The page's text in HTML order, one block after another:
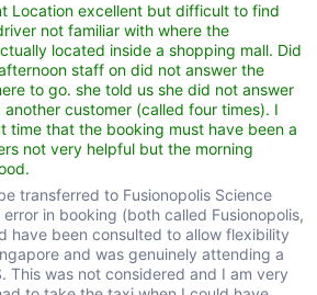
Location excellent but difficult to find
not familiar with where the
located inside a shopping mall. Did
staff on did not answer the
to go. she told us she did not answer
another customer (called four times). I
time that the booking must have been a
not very helpful but the morning
transferred to Fusionopolis Science
in booking (both called Fusionopolis,
have been consulted to allow flexibility
and was genuinely attending a
This was not considered and I am very